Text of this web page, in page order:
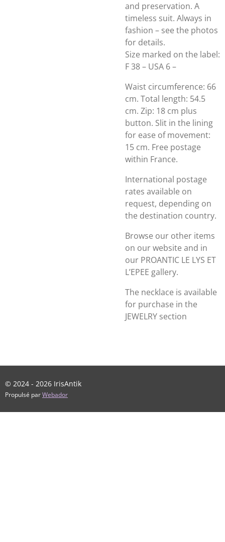
and preservation. A
timeless suit. Always in
fashion – see the photos
for details.
Size marked on the label:
F 38 – USA 6 –
Waist circumference: 66
cm. Total length: 54.5
cm. Zip: 18 cm plus
button. Slit in the lining
for ease of movement:
15 cm. Free postage
within France.
International postage
rates available on
request, depending on
the destination country.
Browse our other items
on our website and in
our PROANTIC LE LYS ET
L’EPEE gallery.
The necklace is available
for purchase in the
JEWELRY section
© 2024 - 2026 IrisAntik
Propulsé par Webador